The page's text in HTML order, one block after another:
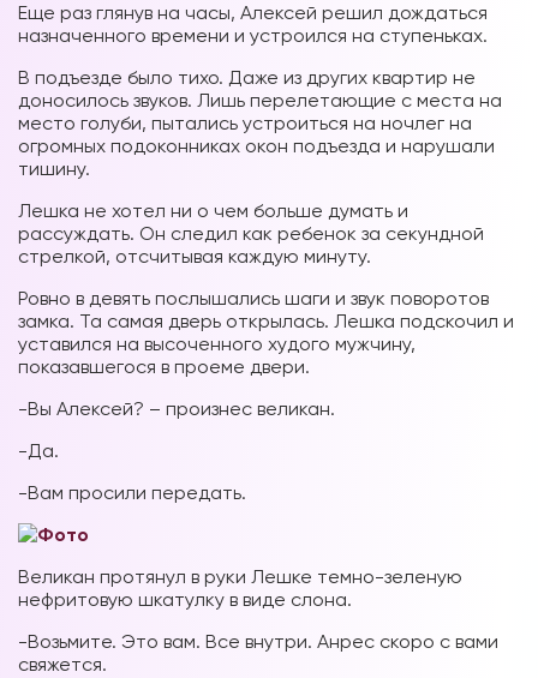
Еще раз глянув на часы, Алексей решил дождаться
назначенного времени и устроился на ступеньках.
В подъезде было тихо. Даже из других квартир не
доносилось звуков. Лишь перелетающие с места на
место голуби, пытались устроиться на ночлег на
огромных подоконниках окон подъезда и нарушали
тишину.
Лешка не хотел ни о чем больше думать и
рассуждать. Он следил как ребенок за секундной
стрелкой, отсчитывая каждую минуту.
Ровно в девять послышались шаги и звук поворотов
замка. Та самая дверь открылась. Лешка подскочил и
уставился на высоченного худого мужчину,
показавшегося в проеме двери.
-Вы Алексей? – произнес великан.
-Да.
-Вам просили передать.
Великан протянул в руки Лешке темно-зеленую
нефритовую шкатулку в виде слона.
-Возьмите. Это вам. Все внутри. Анрес скоро с вами
свяжется.